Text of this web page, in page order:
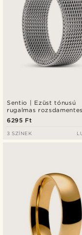
Sentio | Ezüst tónusú
rugalmas
gyűrű
6295 Ft
3 SZÍNEK